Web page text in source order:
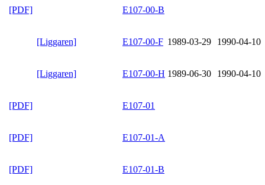
[PDF] E107-00-B
[Liggaren] E107-00-F 1989-03-29 1990-04-10
[Liggaren] E107-00-H 1989-06-30 1990-04-10
[PDF] E107-01
[PDF] E107-01-A
[PDF] E107-01-B